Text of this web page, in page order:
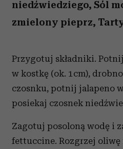
niedźwiedziego, Sól
zmielony pieprz,
Przygotuj składniki.
w kostkę (ok. 1cm),
czosnku, potnij jalapeno
posiekaj czosnek
Zagotuj posoloną wodę i
fettuccine. Rozgrzej oliwę